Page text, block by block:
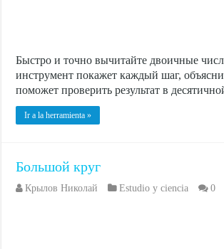
Быстро и точно вычитайте двоичные
инструмент покажет каждый шаг,
поможет проверить результат в
Ir a la herramienta »
Большой круг
Крылов Николай Estudio y ciencia 0